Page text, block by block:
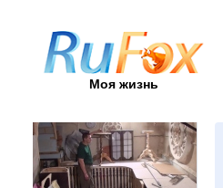
Моя жизнь